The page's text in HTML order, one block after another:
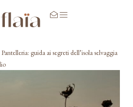
Pantelleria: guida ai segreti dell’isola selvaggia